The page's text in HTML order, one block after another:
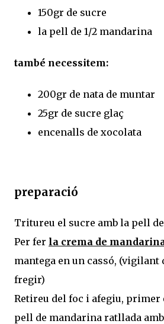
150gr de sucre
la pell de 1/2 mandarina
també necessitem:
200gr de nata de muntar
25gr de sucre glaç
encenalls de xocolata
preparació
Tritureu el sucre amb la pell
Per fer la crema de
mantega en un cassó, (vigilant
fregir)
Retireu del foc i afegiu, primer
pell de mandarina ratllada